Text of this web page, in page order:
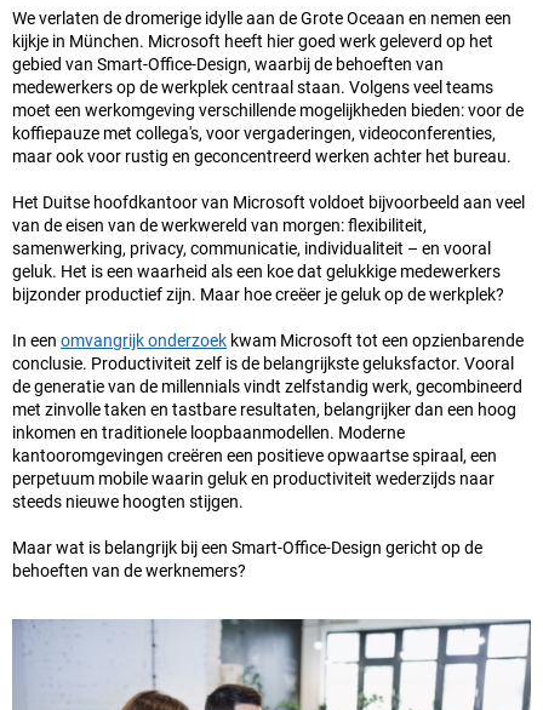
We verlaten de dromerige idylle aan de Grote Oceaan en nemen een
kijkje in München. Microsoft heeft hier goed werk geleverd op het
gebied van Smart-Office-Design, waarbij de behoeften van
medewerkers op de werkplek centraal staan. Volgens veel teams
moet een werkomgeving verschillende mogelijkheden bieden: voor de
koffiepauze met collega's, voor vergaderingen, videoconferenties,
maar ook voor rustig en geconcentreerd werken achter het bureau.
Het Duitse hoofdkantoor van Microsoft voldoet bijvoorbeeld aan veel
van de eisen van de werkwereld van morgen: flexibiliteit,
samenwerking, privacy, communicatie, individualiteit – en vooral
geluk. Het is een waarheid als een koe dat gelukkige medewerkers
bijzonder productief zijn. Maar hoe creëer je geluk op de werkplek?
In een omvangrijk onderzoek kwam Microsoft tot een opzienbarende
conclusie. Productiviteit zelf is de belangrijkste geluksfactor. Vooral
de generatie van de millennials vindt zelfstandig werk, gecombineerd
met zinvolle taken en tastbare resultaten, belangrijker dan een hoog
inkomen en traditionele loopbaanmodellen. Moderne
kantooromgevingen creëren een positieve opwaartse spiraal, een
perpetuum mobile waarin geluk en productiviteit wederzijds naar
steeds nieuwe hoogten stijgen.
Maar wat is belangrijk bij een Smart-Office-Design gericht op de
behoeften van de werknemers?